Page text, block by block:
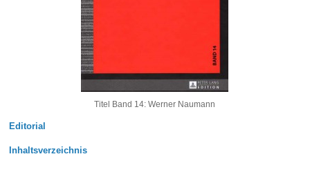
Titel Band 14: Werner Naumann
Editorial
Inhaltsverzeichnis